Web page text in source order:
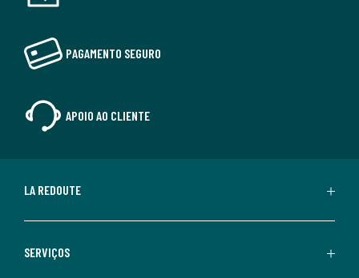
PAGAMENTO SEGURO
APOIO AO CLIENTE
LA REDOUTE
SERVIÇOS